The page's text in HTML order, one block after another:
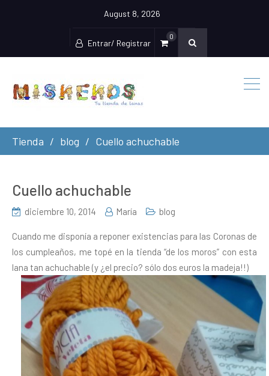
August 8, 2026
Entrar/ Registrar
0
Tienda blog Cuello achuchable
Cuello achuchable
diciembre 10, 2014 María blog
Cuando me disponía a reponer existencias para las Coronas de
los cumpleaños, me topé en la tienda “de los moros” con esta
lana tan achuchable (y ¿el precio? sólo dos euros la madeja!!)